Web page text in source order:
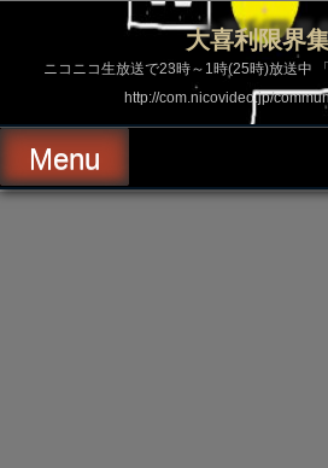
ス
ッ
プ
大喜利限界
ニコニコ生放送で23時～1時(25時)放送中
http://com.nicovideo.jp/
Menu